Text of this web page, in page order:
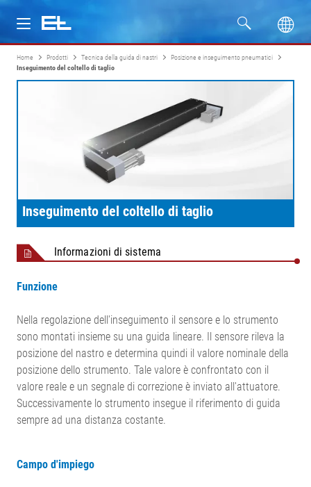
Prodotti
Home Prodotti Tecnica della guida di nastri
Posizione e inseguimento pneumatici
Inseguimento del coltello di taglio
Inseguimento del coltello di taglio
Informazioni di sistema
Funzione
Nella regolazione dell'inseguimento il sensore e lo strumento
sono montati insieme su una guida lineare. Il sensore rileva la
posizione del nastro e determina quindi il valore nominale della
posizione dello strumento. Tale valore è confrontato con il
valore reale e un segnale di correzione è inviato all'attuatore.
Successivamente lo strumento insegue il riferimento di guida
sempre ad una distanza costante.
Campo d'impiego